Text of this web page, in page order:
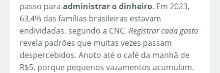
passo para administrar o dinheiro. Em 2023,
63,4% das famílias brasileiras estavam
endividadas, segundo a CNC. Registrar cada gasto
revela padrões que muitas vezes passam
despercebidos. Anoto até o café da manhã de
R$5, porque pequenos vazamentos acumulam.